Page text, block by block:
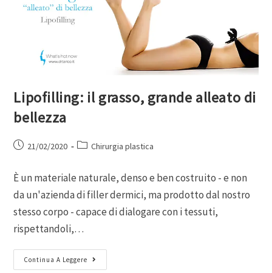
Lipofilling: il grasso, grande alleato di
bellezza
21/02/2020 Chirurgia plastica
È un materiale naturale, denso e ben costruito - e non
da un'azienda di filler dermici, ma prodotto dal nostro
stesso corpo - capace di dialogare con i tessuti,
rispettandoli,…
Continua A Leggere